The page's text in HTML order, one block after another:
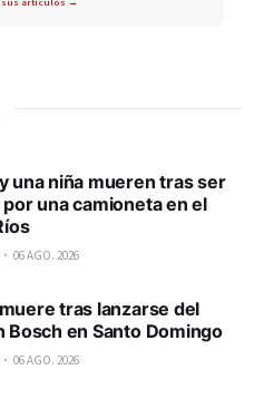
una niña mueren tras ser
una camioneta en el
06 AGO. 2026
tras lanzarse del
Bosch en Santo Domingo
06 AGO. 2026